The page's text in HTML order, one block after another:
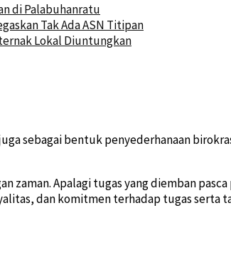
di Palabuhanratu
Tak Ada ASN Titipan
Lokal Diuntungkan
sebagai bentuk penyederhanaan
zaman. Apalagi tugas yang diemban
dan komitmen terhadap tugas serta